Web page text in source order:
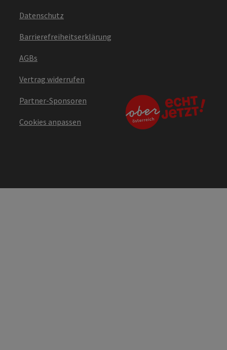
Datenschutz
Barrierefreiheitserklärung
AGBs
Vertrag widerrufen
Partner-Sponsoren
Cookies anpassen